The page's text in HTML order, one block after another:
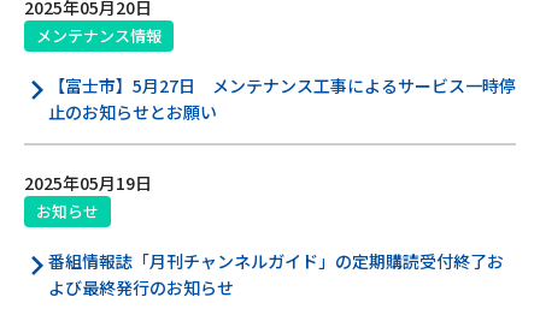
放送基準
安全・安心マーク
放送番組審議会議事録
ご利用約款・重要事項説明書
2025年05月20日
メンテナンス情報
【富士市】5月27日 メンテナンス工事によるサービス一時停
止のお知らせとお願い
2025年05月19日
お知らせ
番組情報誌「月刊チャンネルガイド」の定期購読受付終了お
よび最終発行のお知らせ